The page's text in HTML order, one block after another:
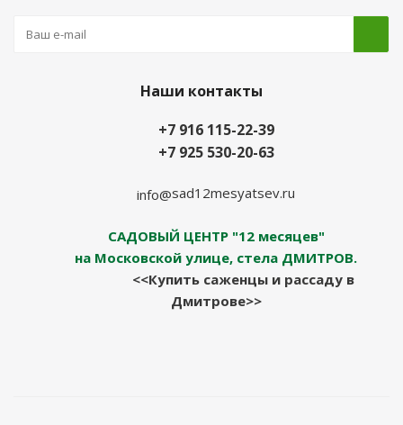
Наши контакты
+7 916 115-22-39
+7 925 530-20-63
info@sad12mesyatsev.ru
САДОВЫЙ ЦЕНТР "12 месяцев"
на Московской улице, стела ДМИТРОВ.
<<Купить саженцы и рассаду в
Дмитрове>>